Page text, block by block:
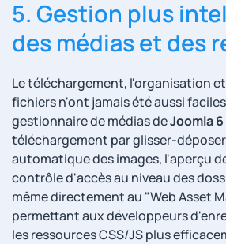
5. Gestion plus
des médias et des
Le téléchargement, l'organisation
fichiers n'ont jamais été aussi
gestionnaire de médias deJoomla 6
téléchargement par glisser-
automatique des images, l'aperçu
contrôle d'accès au niveau des
même directement au "Web Asset
permettant aux développeurs
les ressources CSS/JS plus